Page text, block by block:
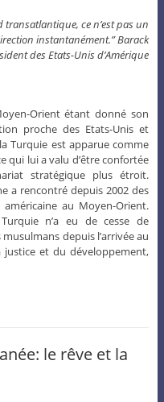
transatlantique, ce n’est pas un
instantanément.” Barack
des Etats-Unis d’Amérique
Orient étant donné son
proche des Etats-Unis et
Turquie est apparue comme
qui lui a valu d’être confortée
stratégique plus étroit.
a rencontré depuis 2002 des
au Moyen-Orient.
n’a eu de cesse de
depuis l’arrivée au
justice et du développement,
le rêve et la